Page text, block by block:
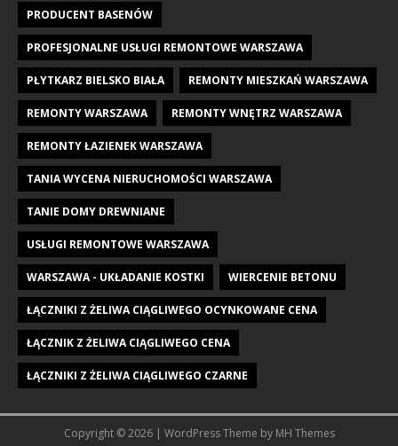
PRODUCENT BASENÓW
PROFESJONALNE USŁUGI REMONTOWE WARSZAWA
PŁYTKARZ BIELSKO BIAŁA REMONTY MIESZKAŃ WARSZAWA
REMONTY WARSZAWA REMONTY WNĘTRZ WARSZAWA
REMONTY ŁAZIENEK WARSZAWA
TANIA WYCENA NIERUCHOMOŚCI WARSZAWA
TANIE DOMY DREWNIANE
USŁUGI REMONTOWE WARSZAWA
WARSZAWA - UKŁADANIE KOSTKI WIERCENIE BETONU
ŁĄCZNIKI Z ŻELIWA CIĄGLIWEGO OCYNKOWANE CENA
ŁĄCZNIK Z ŻELIWA CIĄGLIWEGO CENA
ŁĄCZNIKI Z ŻELIWA CIĄGLIWEGO CZARNE
Copyright © 2026 | WordPress Theme by MH Themes